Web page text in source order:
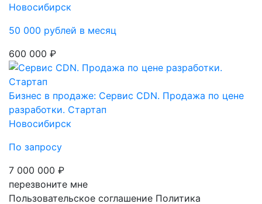
Новосибирск
50 000 рублей в месяц
600 000 ₽
Бизнес в продаже: Сервис СDN. Продажа по цене
разработки. Стартап
Новосибирск
По запросу
7 000 000 ₽
перезвоните мне
Пользовательское соглашение Политика